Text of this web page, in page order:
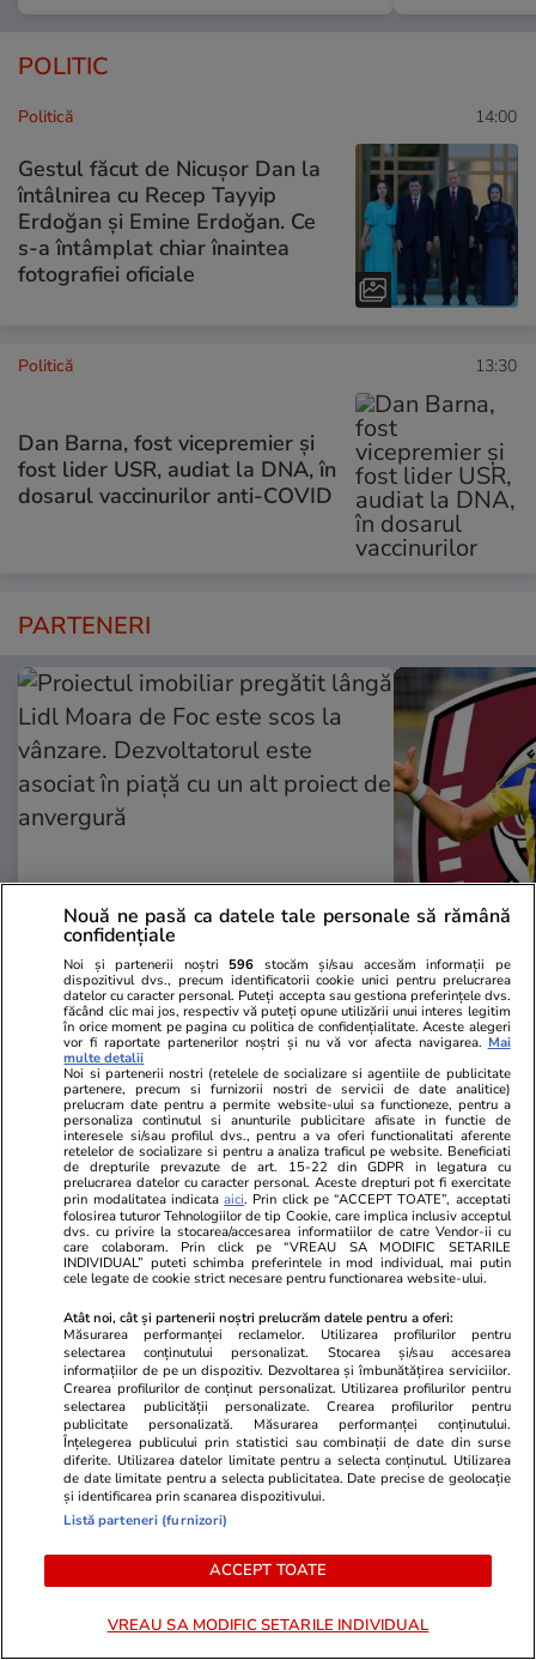
POLITIC
Politică 14:00
Gestul făcut de Nicușor Dan la
întâlnirea cu Recep Tayyip
Erdoğan și Emine Erdoğan. Ce
s-a întâmplat chiar înaintea
fotografiei oficiale
Politică 13:30
Dan Barna, fost vicepremier și
fost lider USR, audiat la DNA, în
dosarul vaccinurilor anti-COVID
PARTENERI
ZiaruldeIasi.ro
Proiectul imobiliar pregătit lângă
Lidl Moara de Foc este scos la
vânzare. Dezvoltatorul este
asociat în piață cu un alt proiect
de anvergură
CFR Cluj
lui Neluţu
oficial pe
Serbiei.
ULTIMELE ȘTIRI
Știri Externe 16:44
Meta este obligată de UE să modifice
interfețele Instagram și Facebook și riscă o
amendă uriașă dacă nu se conformează
Știri România 16:41
Câte persoane vor mai locui în România în
2080. Un sfert din populație va avea peste 65
de ani
Știri România 16:30
Cinci resturi de dronă au fost distruse în Marea
Nouă ne pasă ca datele tale personale să rămână
confidențiale
Noi și partenerii noștri 596 stocăm și/sau accesăm informații pe
dispozitivul dvs., precum identificatorii cookie unici pentru prelucrarea
datelor cu caracter personal. Puteți accepta sau gestiona preferințele dvs.
făcând clic mai jos, respectiv vă puteți opune utilizării unui interes legitim
în orice moment pe pagina cu politica de confidențialitate. Aceste alegeri
vor fi raportate partenerilor noștri și nu vă vor afecta navigarea. Mai
multe detalii
Noi si partenerii nostri (retelele de socializare si agentiile de publicitate
partenere, precum si furnizorii nostri de servicii de date analitice)
prelucram date pentru a permite website-ului sa functioneze, pentru a
personaliza continutul si anunturile publicitare afisate in functie de
interesele si/sau profilul dvs., pentru a va oferi functionalitati aferente
retelelor de socializare si pentru a analiza traficul pe website. Beneficiati
de drepturile prevazute de art. 15-22 din GDPR in legatura cu
prelucrarea datelor cu caracter personal. Aceste drepturi pot fi exercitate
prin modalitatea indicataaici. Prin click pe “ACCEPT TOATE”, acceptati
folosirea tuturor Tehnologiilor de tip Cookie, care implica inclusiv acceptul
dvs. cu privire la stocarea/accesarea informatiilor de catre Vendor-ii cu
care colaboram. Prin click pe “VREAU SA MODIFIC SETARILE
INDIVIDUAL” puteti schimba preferintele in mod individual, mai putin
cele legate de cookie strict necesare pentru functionarea website-ului.
Atât noi, cât și partenerii noștri prelucrăm datele pentru a oferi:
Măsurarea performanței reclamelor. Utilizarea profilurilor pentru
selectarea conținutului personalizat. Stocarea și/sau accesarea
informațiilor de pe un dispozitiv. Dezvoltarea și îmbunătățirea serviciilor.
Crearea profilurilor de conținut personalizat. Utilizarea profilurilor pentru
selectarea publicității personalizate. Crearea profilurilor pentru
publicitate personalizată. Măsurarea performanței conținutului.
Înțelegerea publicului prin statistici sau combinații de date din surse
diferite. Utilizarea datelor limitate pentru a selecta conținutul. Utilizarea
de date limitate pentru a selecta publicitatea. Date precise de geolocație
și identificarea prin scanarea dispozitivului.
Listă parteneri (furnizori)
ACCEPT TOATE
VREAU SA MODIFIC SETARILE INDIVIDUAL